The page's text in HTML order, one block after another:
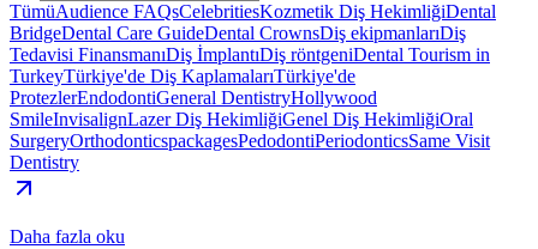
TümüAudience FAQsCelebritiesKozmetik Diş HekimliğiDental
BridgeDental Care GuideDental CrownsDiş ekipmanlarıDiş
Tedavisi FinansmanıDiş İmplantıDiş röntgeniDental Tourism in
TurkeyTürkiye'de Diş KaplamalarıTürkiye'de
ProtezlerEndodontiGeneral DentistryHollywood
SmileInvisalignLazer Diş HekimliğiGenel Diş HekimliğiOral
SurgeryOrthodonticspackagesPedodontiPeriodonticsSame Visit
Dentistry
Daha fazla oku